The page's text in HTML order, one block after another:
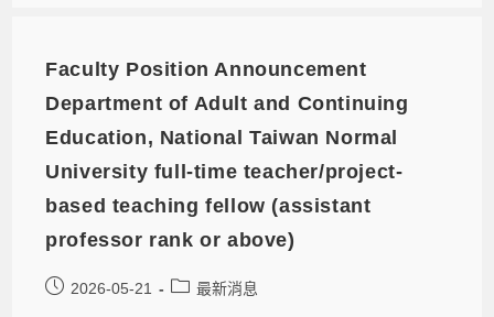
Faculty Position Announcement
Department of Adult and Continuing
Education, National Taiwan Normal
University full-time teacher/project-
based teaching fellow (assistant
professor rank or above)
2026-05-21 最新消息